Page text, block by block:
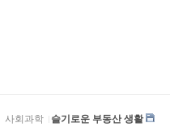
사회과학
슬기로운 부동산 생활